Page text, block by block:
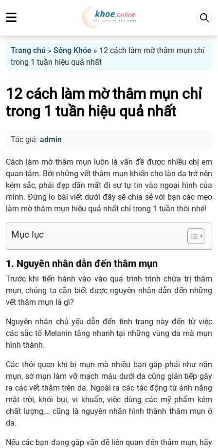
Trang chủ » Sống Khỏe » 12 cách làm mờ thâm mụn chỉ
trong 1 tuần hiệu quả nhất
12 cách làm mờ thâm mụn chỉ
trong 1 tuần hiệu quả nhất
Tác giả: admin
Cách làm mờ thâm mụn luôn là vấn đề được nhiều chị em
quan tâm. Bởi những vết thâm mụn khiến cho làn da trở nên
kém sắc, phái đẹp dần mất đi sự tự tin vào ngoại hình của
mình. Đừng lo bài viết dưới đây sẽ chia sẻ với bạn các mẹo
làm mờ thâm mụn hiệu quả nhất chỉ trong 1 tuần thôi nhé!
Mục lục
1. Nguyên nhân dẫn đến thâm mụn
Trước khi tiến hành vào vào quá trình trình chữa trị thâm
mụn, chúng ta cần biết được nguyên nhân dẫn đến những
vết thâm mụn là gì?
Nguyên nhân chủ yếu dẫn đến tình trạng này đến từ việc
các sắc tố Melanin tăng nhanh tại những vùng da mà mụn
hình thành.
Các thói quen khi bị mụn mà nhiều bạn gặp phải như nặn
mụn, sờ mụn làm vỡ mạch máu dưới da cũng gián tiếp gây
ra các vết thâm trên da. Ngoài ra các tác động từ ánh nắng
mặt trời, khói bụi, vi khuẩn, việc dùng các mỹ phẩm kém
chất lượng,… cũng là nguyên nhân hình thành thâm mụn ở
da.
Nếu các bạn đang gặp vấn đề liên quan đến thâm mụn, hãy